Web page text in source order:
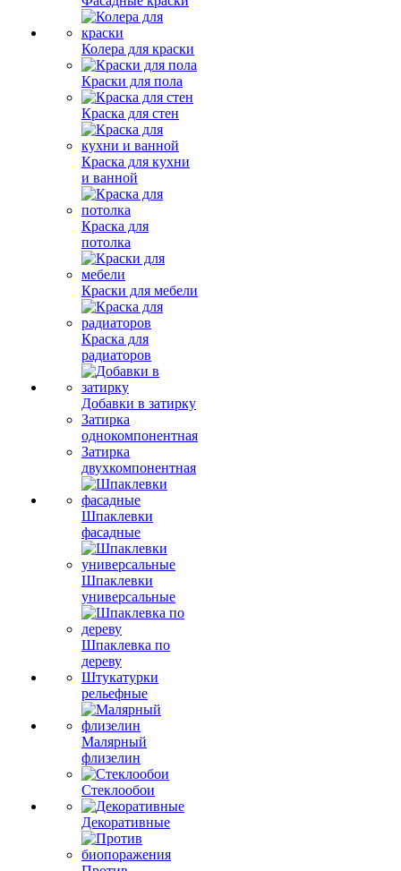
Колера для краски
Краски для пола
Краска для стен
Краска для кухни
и ванной
Краска для
потолка
Краски для мебели
Краска для
радиаторов
Добавки в затирку
Затирка
однокомпонентная
Затирка
двухкомпонентная
Шпаклевки
фасадные
Шпаклевки
универсальные
Шпаклевка по
дереву
Штукатурки
рельефные
Малярный
флизелин
Стеклообои
Декоративные